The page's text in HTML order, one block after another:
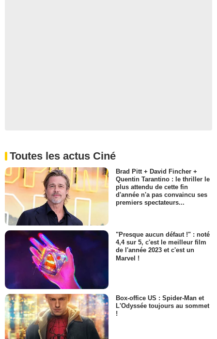
Toutes les actus Ciné
Brad Pitt + David Fincher +
Quentin Tarantino : le thriller le
plus attendu de cette fin
d'année n'a pas convaincu ses
premiers spectateurs...
"Presque aucun défaut !" : noté
4,4 sur 5, c'est le meilleur film
de l'année 2023 et c'est un
Marvel !
Box-office US : Spider-Man et
L'Odyssée toujours au sommet
!